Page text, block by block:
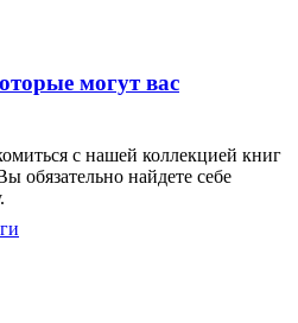
могут вас
с нашей коллекцией книг
обязательно найдете себе